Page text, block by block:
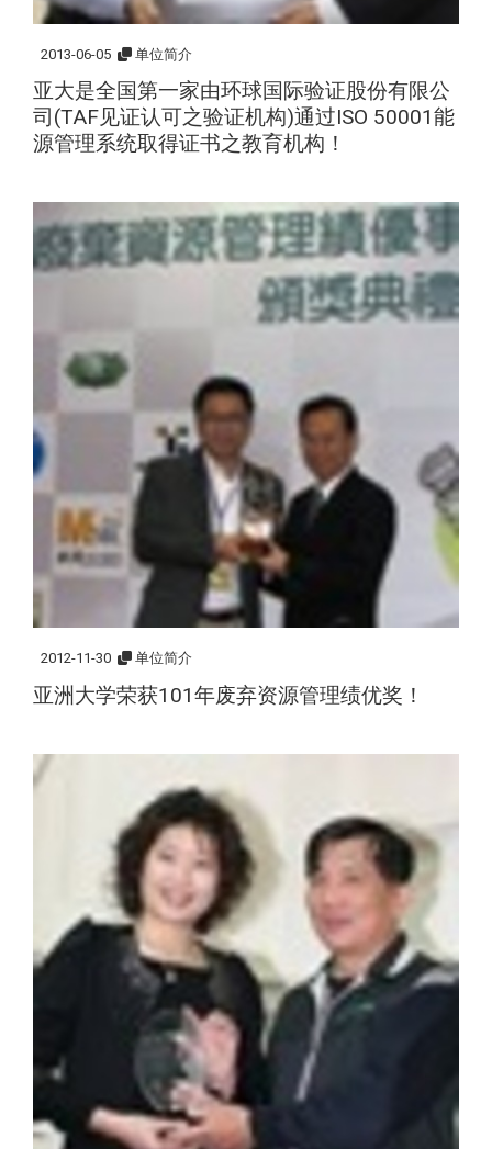
2013-06-05 单位简介
亚大是全国第一家由环球国际验证股份有限公
司(TAF见证认可之验证机构)通过ISO 50001能
源管理系统取得证书之教育机构！
2012-11-30 单位简介
亚洲大学荣获101年废弃资源管理绩优奖！